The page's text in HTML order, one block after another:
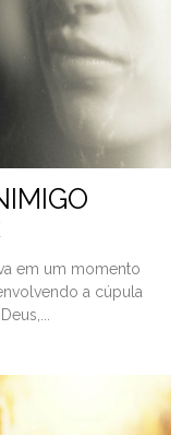
em um momento
a cúpula